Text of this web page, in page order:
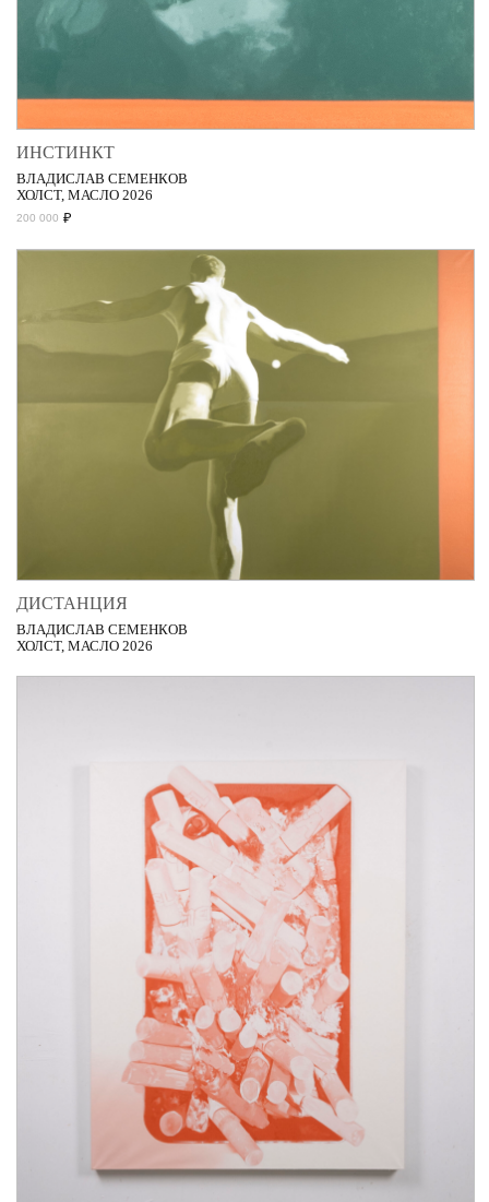
ИНСТИНКТ
ВЛАДИСЛАВ СЕМЕНКОВ
ХОЛСТ, МАСЛО 2026
200 000 ₽
ДИСТАНЦИЯ
ВЛАДИСЛАВ СЕМЕНКОВ
ХОЛСТ, МАСЛО 2026